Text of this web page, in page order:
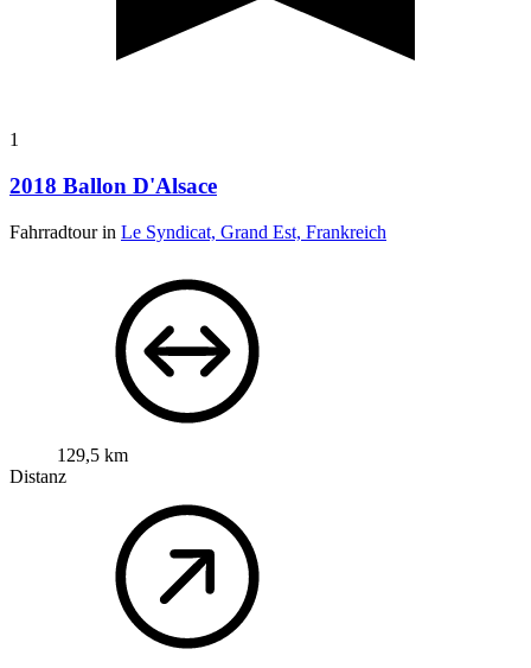
1
2018 Ballon D'Alsace
Fahrradtour in Le Syndicat, Grand Est, Frankreich
129,5 km
Distanz